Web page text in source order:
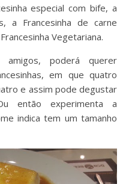
especial com bife, a
a Francesinha de carne
Vegetariana.
poderá querer
em que quatro
e assim pode degustar
então experimenta a
indica tem um tamanho